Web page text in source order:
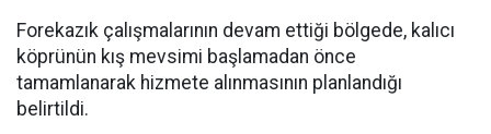
Forekazık çalışmalarının devam ettiği bölgede, kalıcı
köprünün kış mevsimi başlamadan önce
tamamlanarak hizmete alınmasının planlandığı
belirtildi.